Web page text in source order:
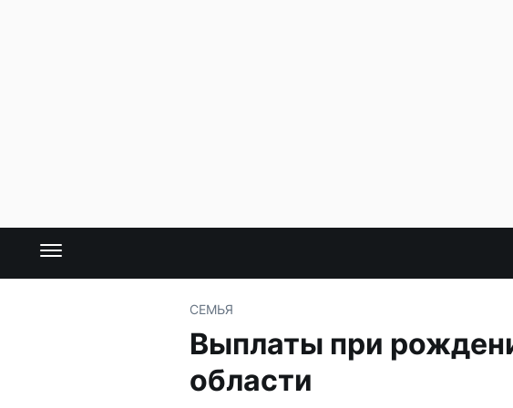
СЕМЬЯ
Выплаты при
области